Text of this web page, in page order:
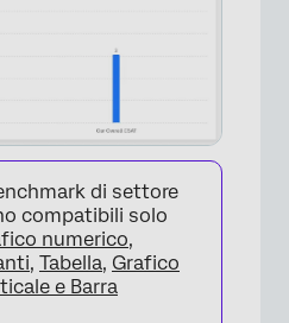
di settore
compatibili solo
numerico,
, Tabella, Grafico
e Barra